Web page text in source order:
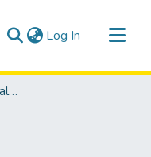
Log In (current)
Facultad de Ciencias Sociales y de la Salud